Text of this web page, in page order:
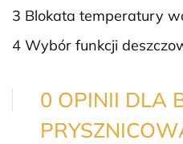
3 Blokata temperatury
4 Wybór funkcji
0 OPINII DLA